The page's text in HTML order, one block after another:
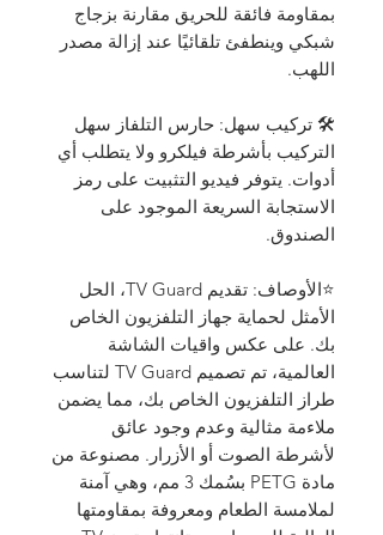
بمقاومة فائقة للحريق مقارنة بزجاج
شبكي وينطفئ تلقائيًا عند إزالة مصدر
اللهب.
🛠️ تركيب سهل: حارس التلفاز سهل
التركيب بأشرطة فيلكرو ولا يتطلب أي
أدوات. يتوفر فيديو التثبيت على رمز
الاستجابة السريعة الموجود على
الصندوق.
⭐الأوصاف: تقديم TV Guard، الحل
الأمثل لحماية جهاز التلفزيون الخاص
بك. على عكس واقيات الشاشة
العالمية، تم تصميم TV Guard لتناسب
طراز التلفزيون الخاص بك، مما يضمن
ملاءمة مثالية وعدم وجود عائق
لأشرطة الصوت أو الأزرار. مصنوعة من
مادة PETG بسُمك 3 مم، وهي آمنة
لملامسة الطعام ومعروفة بمقاومتها